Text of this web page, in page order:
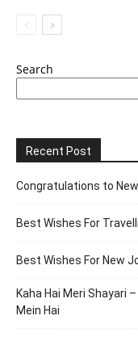
Search
Recent Post
Congratulations to
Best Wishes For
Best Wishes For New
Kaha Hai Meri Shayari
Mein Hai